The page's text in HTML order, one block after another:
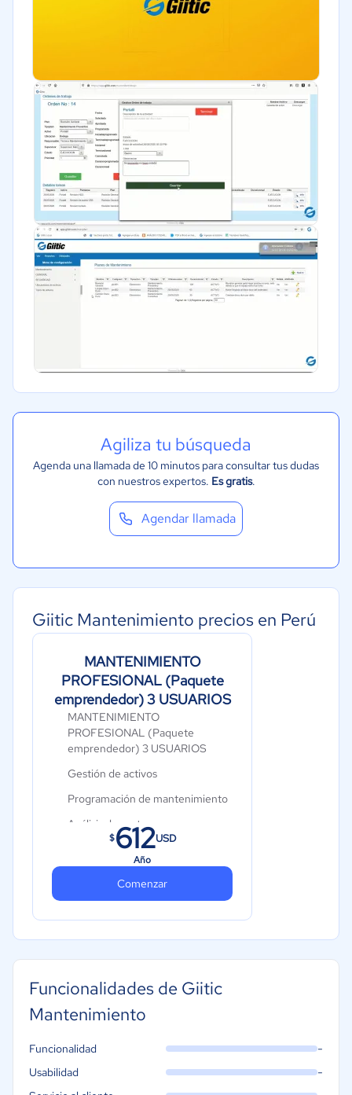
Agiliza tu búsqueda
Agenda una llamada de 10 minutos para consultar tus dudas
con nuestros expertos. Es gratis.
Agendar llamada
Giitic Mantenimiento precios en Perú
MANTENIMIENTO
PROFESIONAL (Paquete
emprendedor) 3 USUARIOS
MANTENIMIENTO
PROFESIONAL (Paquete
emprendedor) 3 USUARIOS
Gestión de activos
Programación de mantenimiento
Análisis de costos
Documentación de garantías
$612USD
Año
Comenzar
Funcionalidades de Giitic
Mantenimiento
Funcionalidad -
Usabilidad -